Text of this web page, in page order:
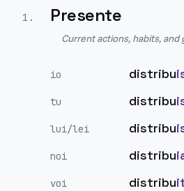
1 . Presente
Current actions, habits, and
io distribu
tu distribu
lui/lei distribu
noi distribu
voi distribu